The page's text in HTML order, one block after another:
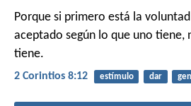
Porque si primero está la
aceptado según lo que uno tiene,
tiene.
2 Corintios 8:12 estímulo dar